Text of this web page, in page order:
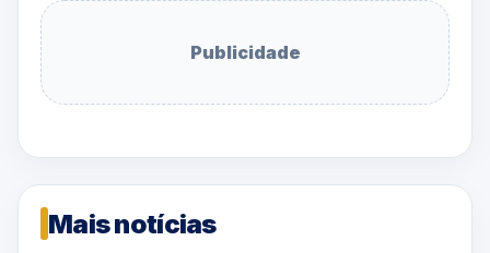
Publicidade
Mais notícias